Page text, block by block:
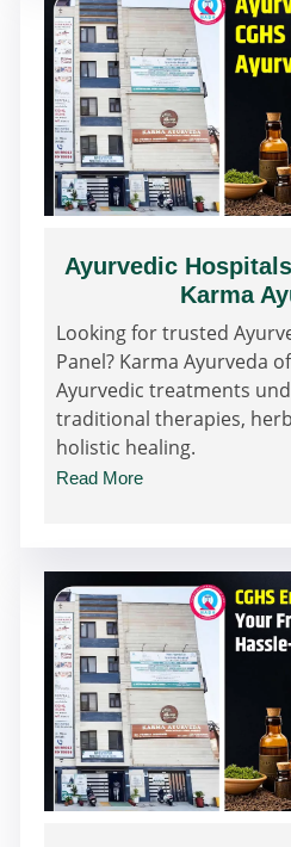
Ayurvedic
Karma
Looking for trusted
Panel? Karma Ayurveda
Ayurvedic treatments
traditional therapies,
holistic healing.
Read More